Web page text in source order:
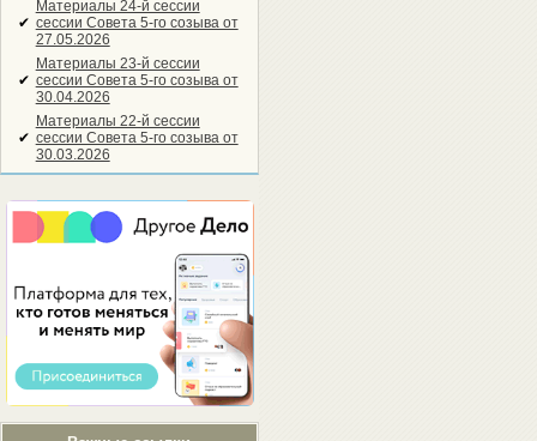
✔
Материалы 24-й сессии
сессии Совета 5-го созыва от
27.05.2026
✔
Материалы 23-й сессии
сессии Совета 5-го созыва от
30.04.2026
✔
Материалы 22-й сессии
сессии Совета 5-го созыва от
30.03.2026